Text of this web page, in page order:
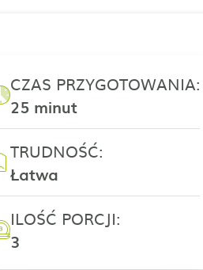
CZAS PRZYGOTOWANIA:
25 minut
TRUDNOŚĆ:
Łatwa
ILOŚĆ PORCJI:
3